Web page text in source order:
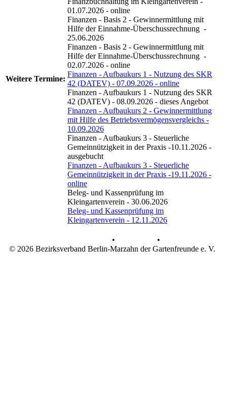
Weitere Termine:
01.07.2026 - online
Finanzen - Basis 2 - Gewinnermittlung mit
Hilfe der Einnahme-Überschussrechnung -
25.06.2026
Finanzen - Basis 2 - Gewinnermittlung mit
Hilfe der Einnahme-Überschussrechnung -
02.07.2026 - online
Finanzen - Aufbaukurs 1 - Nutzung des SKR
42 (DATEV) - 07.09.2026 - online
Finanzen - Aufbaukurs 1 - Nutzung des SKR
42 (DATEV) - 08.09.2026 - dieses Angebot
Finanzen - Aufbaukurs 2 - Gewinnermittlung
mit Hilfe des Betriebsvermögensvergleichs -
10.09.2026
Finanzen - Aufbaukurs 3 - Steuerliche
Gemeinnützigkeit in der Praxis -10.11.2026 -
ausgebucht
Finanzen - Aufbaukurs 3 - Steuerliche
Gemeinnützigkeit in der Praxis -19.11.2026 -
online
Beleg- und Kassenprüfung im
Kleingartenverein - 30.06.2026
Beleg- und Kassenprüfung im
Kleingartenverein - 12.11.2026
•
•
© 2026 Bezirksverband Berlin-Marzahn der Gartenfreunde e. V.